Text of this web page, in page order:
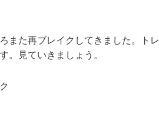
また再ブレイクしてきました。トレ
。見ていきましょう。